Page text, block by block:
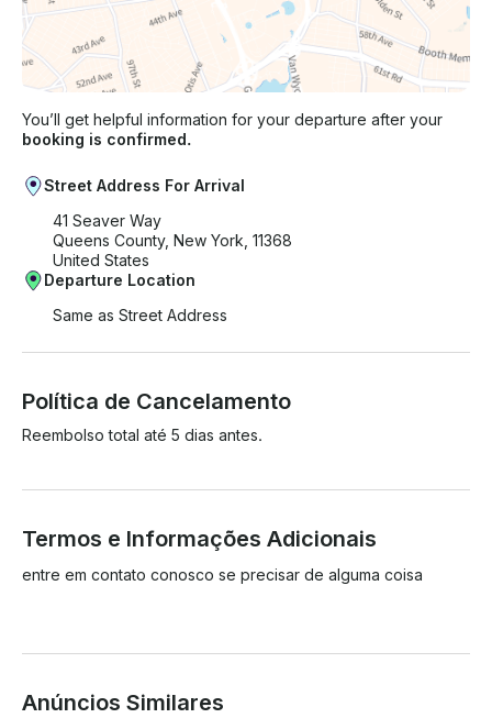
You’ll get helpful information for your departure after your
booking is confirmed.
Street Address For Arrival
41 Seaver Way
Queens County, New York, 11368
United States
Departure Location
Same as Street Address
Política de Cancelamento
Reembolso total até 5 dias antes.
Termos e Informações Adicionais
entre em contato conosco se precisar de alguma coisa
Anúncios Similares